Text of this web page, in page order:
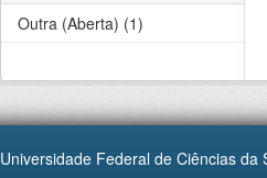
Outra (Aberta) (1)
Universidade Federal de Ciências da